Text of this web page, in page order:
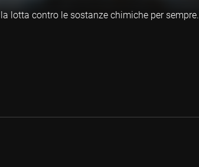
lotta contro le sostanze chimiche per sempre.